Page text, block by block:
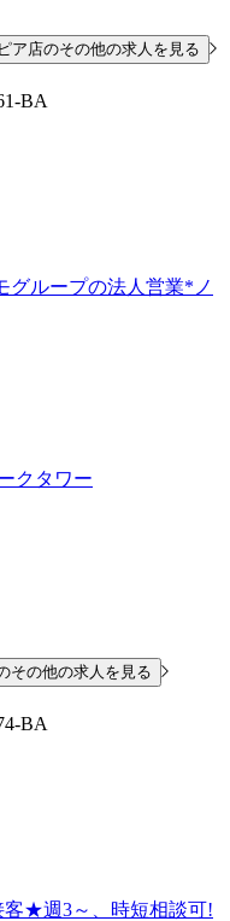
ア店のその他の求人を見る
BA
グループの法人営業*ノ
クタワー
その他の求人を見る
BA
客★週3～、時短相談可!